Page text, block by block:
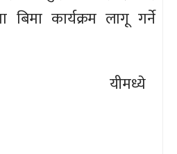
कार्यक्रम लागू गर्ने
यीमध्ये